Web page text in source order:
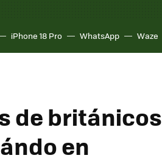
iPhone 18 Pro WhatsApp Waze
de británicos
en